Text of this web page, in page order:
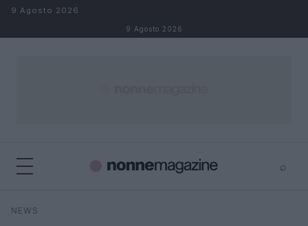
Salta al contenuto
9 Agosto 2026
9 Agosto 2026
⌕
Cerca
NEWS